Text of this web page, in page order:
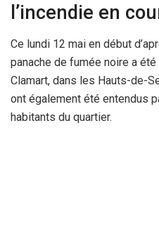
l’incendie en
Ce lundi 12 mai en début
panache de fumée noire a
Clamart, dans les Hauts-de-
ont également été entendus
habitants du quartier.